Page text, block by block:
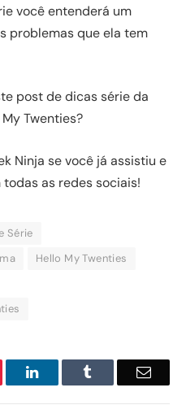
você entenderá um
problemas que ela tem
post de dicas série da
Twenties?
Ninja se você já assistiu e
as redes sociais!
Série
Hello My Twenties
LinkedIn Email